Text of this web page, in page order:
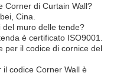
Corner di Curtain Wall?
Cina.
del muro delle tende?
è certificato ISO9001.
per il codice di cornice del
codice Corner Wall è